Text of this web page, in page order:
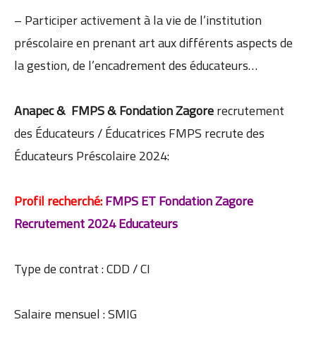
– Participer activement à la vie de l’institution
préscolaire en prenant art aux différents aspects de
la gestion, de l’encadrement des éducateurs…
Anapec & FMPS & Fondation Zagorerecrutement
des Éducateurs / Éducatrices FMPS recrute des
Éducateurs Préscolaire 2024:
Profil recherché:FMPS ET Fondation Zagore
Recrutement 2024 Educateurs
Type de contrat : CDD / CI
Salaire mensuel : SMIG